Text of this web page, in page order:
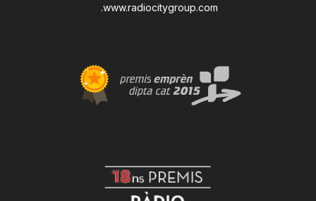
www.radiocitygroup.com
.